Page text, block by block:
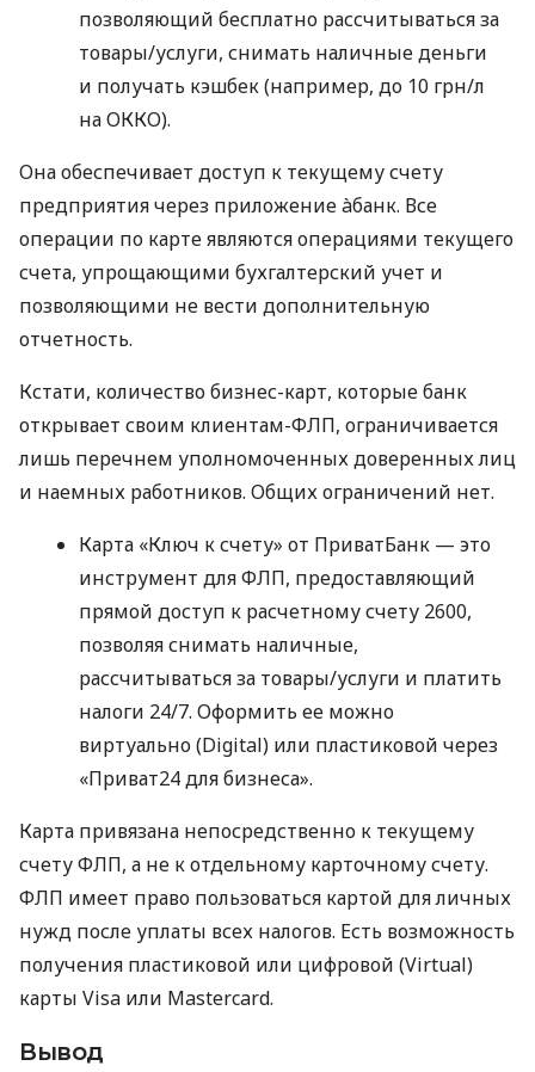
позволяющий бесплатно рассчитываться за
товары/услуги, снимать наличные деньги
и получать кэшбек (например, до 10 грн/л
на ОККО).
Она обеспечивает доступ к текущему счету
предприятия через приложение àбанк. Все
операции по карте являются операциями текущего
счета, упрощающими бухгалтерский учет и
позволяющими не вести дополнительную
отчетность.
Кстати, количество бизнес-карт, которые банк
открывает своим клиентам-ФЛП, ограничивается
лишь перечнем уполномоченных доверенных лиц
и наемных работников. Общих ограничений нет.
Карта «Ключ к счету» от ПриватБанк — это
инструмент для ФЛП, предоставляющий
прямой доступ к расчетному счету 2600,
позволяя снимать наличные,
рассчитываться за товары/услуги и платить
налоги 24/7. Оформить ее можно
виртуально (Digital) или пластиковой через
«Приват24 для бизнеса».
Карта привязана непосредственно к текущему
счету ФЛП, а не к отдельному карточному счету.
ФЛП имеет право пользоваться картой для личных
нужд после уплаты всех налогов. Есть возможность
получения пластиковой или цифровой (Virtual)
карты Visa или Mastercard.
Вывод